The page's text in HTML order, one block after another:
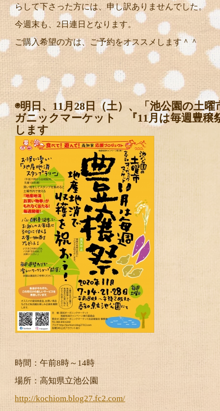
らして下さった方には、申し訳ありませんでした。
今週末も、2日連日となります。
ご購入希望の方は、ご予約をオススメします＾＾
◉明日、11月28日（土）、「池公園の土曜
ガニックマーケット 『11月は毎週豊穣
します
時間：午前8時～14時
場所：高知県立池公園
http://kochiom.blog27.fc2.com/